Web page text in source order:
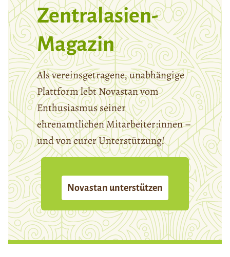
Zentralasien-
Magazin
Als vereinsgetragene, unabhängige
Plattform lebt Novastan vom
Enthusiasmus seiner
ehrenamtlichen Mitarbeiter:innen –
und von eurer Unterstützung!
Novastan unterstützen